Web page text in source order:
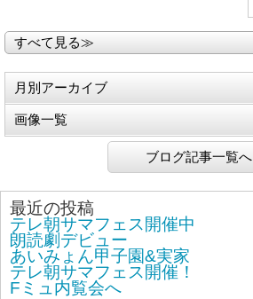
すべて見る≫
月別アーカイブ
画像一覧
ブログ記事一覧へ
最近の投稿
テレ朝サマフェス開催中
朗読劇デビュー
あいみょん甲子園&実家
テレ朝サマフェス開催！
Fミュ内覧会へ